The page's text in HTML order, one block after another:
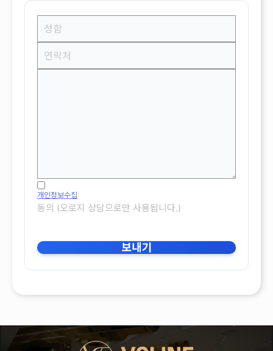
개인정보수집
동의 (오로지 상담으로만 사용됩니다.)
보내기